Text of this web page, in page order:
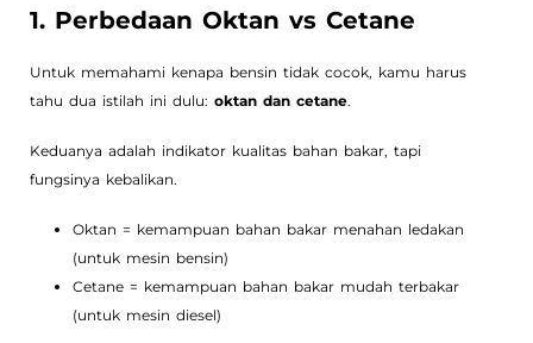
1. Perbedaan Oktan vs Cetane
Untuk memahami kenapa bensin tidak cocok, kamu harus
tahu dua istilah ini dulu: oktan dan cetane.
Keduanya adalah indikator kualitas bahan bakar, tapi
fungsinya kebalikan.
Oktan = kemampuan bahan bakar menahan ledakan
(untuk mesin bensin)
Cetane = kemampuan bahan bakar mudah terbakar
(untuk mesin diesel)